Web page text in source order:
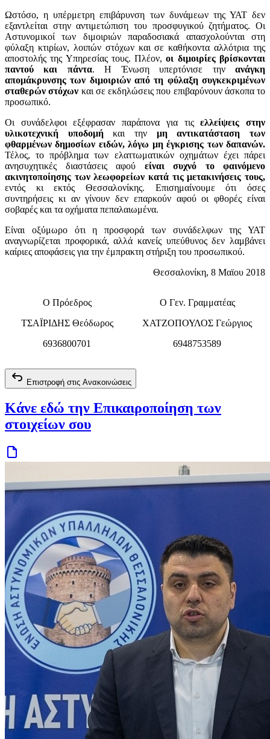
Ωστόσο, η υπέρμετρη επιβάρυνση των δυνάμεων της ΥΑΤ δεν
εξαντλείται στην αντιμετώπιση του προσφυγικού ζητήματος. Οι
Αστυνομικοί των διμοιριών παραδοσιακά απασχολούνται στη
φύλαξη κτιρίων, λοιπών στόχων και σε καθήκοντα αλλότρια της
αποστολής της Υπηρεσίας τους. Πλέον,οι διμοιρίες βρίσκονται
παντού και πάντα. Η Ένωση υπερτόνισε τηνανάγκη
απομάκρυνσης των διμοιριών από τη φύλαξη συγκεκριμένων
σταθερών στόχων και σε εκδηλώσεις που επιβαρύνουν άσκοπα το
προσωπικό.
Οι συνάδελφοι εξέφρασαν παράπονα για τιςελλείψεις στην
υλικοτεχνική υποδομήκαι την μη αντικατάσταση των
φθαρμένων δημοσίων ειδών, λόγω μη έγκρισης των δαπανών.
Τέλος, το πρόβλημα των ελαττωματικών οχημάτων έχει πάρει
ανησυχητικές διαστάσεις αφού είναι συχνό το φαινόμενο
ακινητοποίησης των λεωφορείων κατά τις μετακινήσεις τους,
εντός κι εκτός Θεσσαλονίκης. Επισημαίνουμε ότι όσες
συντηρήσεις κι αν γίνουν δεν επαρκούν αφού οι φθορές είναι
σοβαρές και τα οχήματα πεπαλαιωμένα.
Είναι οξύμωρο ότι η προσφορά των συνάδελφων της ΥΑΤ
αναγνωρίζεται προφορικά, αλλά κανείς υπεύθυνος δεν λαμβάνει
καίριες αποφάσεις για την έμπρακτη στήριξη του προσωπικού.
Θεσσαλονίκη, 8 Μαϊου 2018
Ο Πρόεδρος
ΤΣΑΪΡΙΔΗΣ Θεόδωρος
6936800701
Ο Γεν. Γραμματέας
ΧΑΤΖΟΠΟΥΛΟΣ Γεώργιος
6948753589
Επιστροφή στις Ανακοινώσεις
Κάνε εδώ την Επικαιροποίηση των
στοιχείων σου